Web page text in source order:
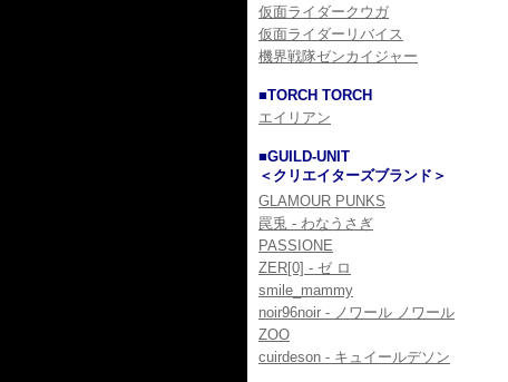
仮面ライダークウガ
仮面ライダーリバイス
機界戦隊ゼンカイジャー
■TORCH TORCH
エイリアン
■GUILD-UNIT
＜クリエイターズブランド＞
GLAMOUR PUNKS
罠兎 - わなうさぎ
PASSIONE
ZER[0] - ゼ ロ
smile_mammy
noir96noir - ノワール ノワール
ZOO
cuirdeson - キュイールデソン